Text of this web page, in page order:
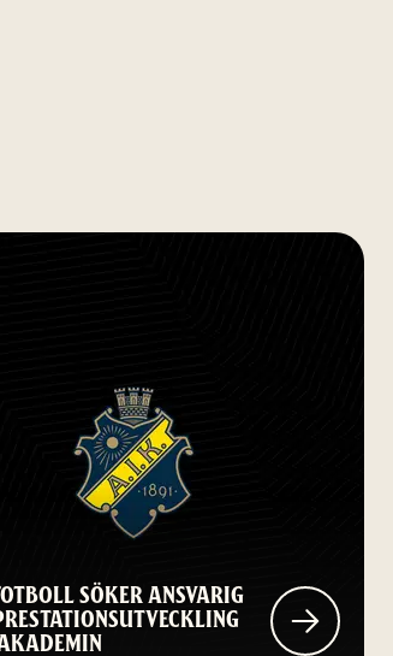
SÖKER ANSVARIG